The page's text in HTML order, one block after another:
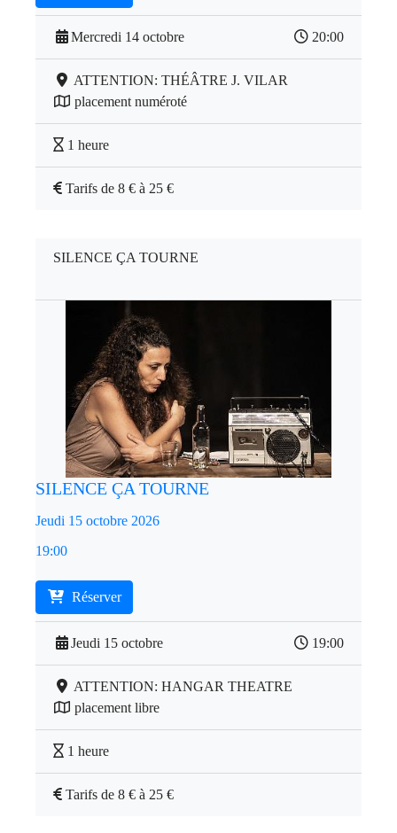
Mercredi 14 octobre 20:00
ATTENTION: THÉÂTRE J. VILAR
placement numéroté
1 heure
Tarifs de 8 € à 25 €
SILENCE ÇA TOURNE
SILENCE ÇA TOURNE
Jeudi 15 octobre 2026
19:00
Réserver
Jeudi 15 octobre 19:00
ATTENTION: HANGAR THEATRE
placement libre
1 heure
Tarifs de 8 € à 25 €